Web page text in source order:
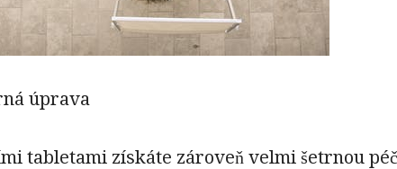
úprava
tabletami získáte zároveň velmi šetrnou